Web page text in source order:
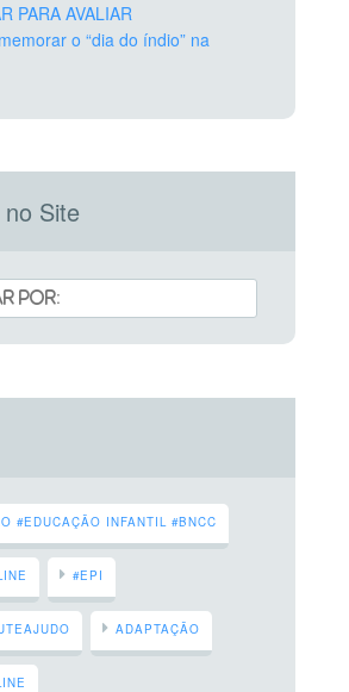
PARA AVALIAR
o “dia do índio” na
Site
#EDUCAÇÃO INFANTIL #BNCC
#EPI
ADAPTAÇÃO